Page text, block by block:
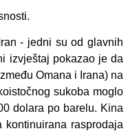
- jedni su od glavnih
izvještaj pokazao je da
Omana i Irana) na
sukoba moglo
dolara po barelu. Kina
rasprodaja